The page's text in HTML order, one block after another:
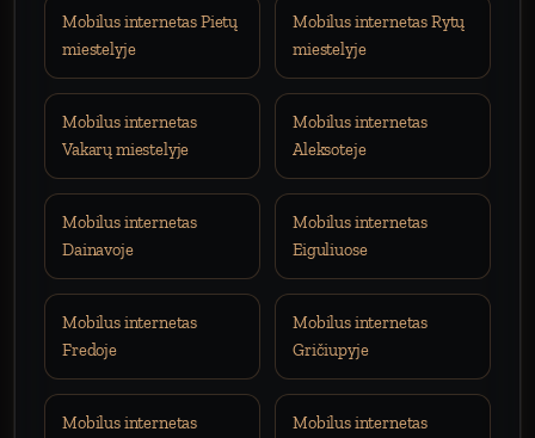
Mobilus internetas Pietų
miestelyje
Mobilus internetas Rytų
miestelyje
Mobilus internetas
Vakarų miestelyje
Mobilus internetas
Aleksoteje
Mobilus internetas
Dainavoje
Mobilus internetas
Eiguliuose
Mobilus internetas
Fredoje
Mobilus internetas
Gričiupyje
Mobilus internetas
Mobilus internetas